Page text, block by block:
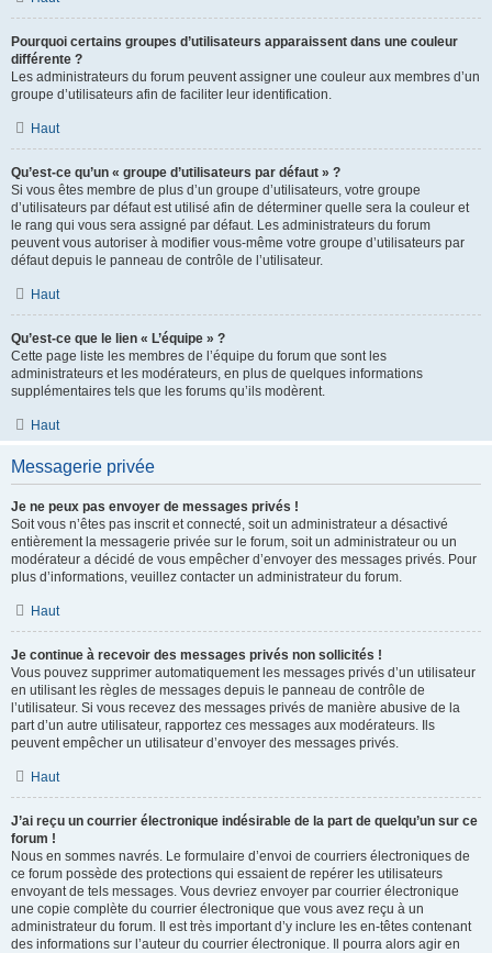
Pourquoi certains groupes d’utilisateurs apparaissent dans une couleur
différente ?
Les administrateurs du forum peuvent assigner une couleur aux membres d’un
groupe d’utilisateurs afin de faciliter leur identification.
Haut
Qu’est-ce qu’un « groupe d’utilisateurs par défaut » ?
Si vous êtes membre de plus d’un groupe d’utilisateurs, votre groupe
d’utilisateurs par défaut est utilisé afin de déterminer quelle sera la couleur et
le rang qui vous sera assigné par défaut. Les administrateurs du forum
peuvent vous autoriser à modifier vous-même votre groupe d’utilisateurs par
défaut depuis le panneau de contrôle de l’utilisateur.
Haut
Qu’est-ce que le lien « L’équipe » ?
Cette page liste les membres de l’équipe du forum que sont les
administrateurs et les modérateurs, en plus de quelques informations
supplémentaires tels que les forums qu’ils modèrent.
Haut
Messagerie privée
Je ne peux pas envoyer de messages privés !
Soit vous n’êtes pas inscrit et connecté, soit un administrateur a désactivé
entièrement la messagerie privée sur le forum, soit un administrateur ou un
modérateur a décidé de vous empêcher d’envoyer des messages privés. Pour
plus d’informations, veuillez contacter un administrateur du forum.
Haut
Je continue à recevoir des messages privés non sollicités !
Vous pouvez supprimer automatiquement les messages privés d’un utilisateur
en utilisant les règles de messages depuis le panneau de contrôle de
l’utilisateur. Si vous recevez des messages privés de manière abusive de la
part d’un autre utilisateur, rapportez ces messages aux modérateurs. Ils
peuvent empêcher un utilisateur d’envoyer des messages privés.
Haut
J’ai reçu un courrier électronique indésirable de la part de quelqu’un sur ce
forum !
Nous en sommes navrés. Le formulaire d’envoi de courriers électroniques de
ce forum possède des protections qui essaient de repérer les utilisateurs
envoyant de tels messages. Vous devriez envoyer par courrier électronique
une copie complète du courrier électronique que vous avez reçu à un
administrateur du forum. Il est très important d’y inclure les en-têtes contenant
des informations sur l’auteur du courrier électronique. Il pourra alors agir en